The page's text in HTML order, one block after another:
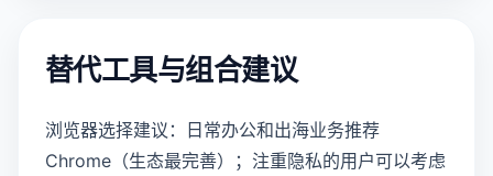
替代工具与组合建议
浏览器选择建议：日常办公和出海业务推荐
Chrome（生态最完善）；注重隐私的用户可以考虑